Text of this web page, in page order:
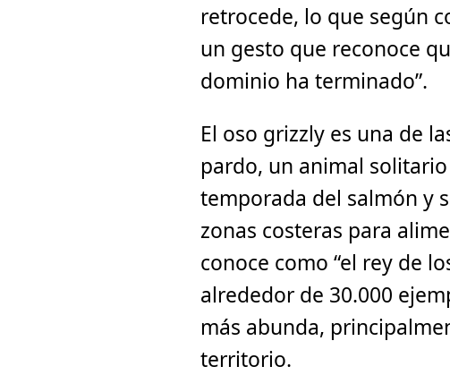
retrocede, lo que según
un gesto que reconoce
dominio ha terminado”.
El oso grizzly es una de
pardo, un animal
temporada del salmón y
zonas costeras para
conoce como “el rey de
alrededor de 30.000
más abunda,
territorio.